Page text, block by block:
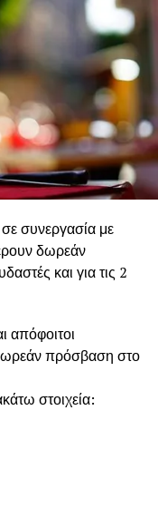
σε συνεργασία με
δωρεάν
και για τις 2
απόφοιτοι
πρόσβαση στο
στοιχεία: